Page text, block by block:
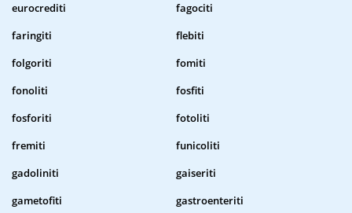
eurocrediti
fagociti
faringiti
flebiti
folgoriti
fomiti
fonoliti
fosfiti
fosforiti
fotoliti
fremiti
funicoliti
gadoliniti
gaiseriti
gametofiti
gastroenteriti